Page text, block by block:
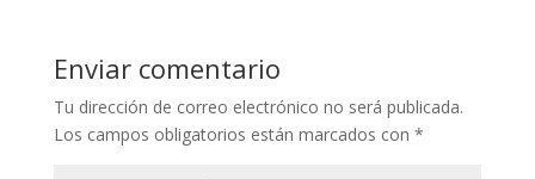
Enviar comentario
Tu dirección de correo electrónico no será publicada.
Los campos obligatorios están marcados con *